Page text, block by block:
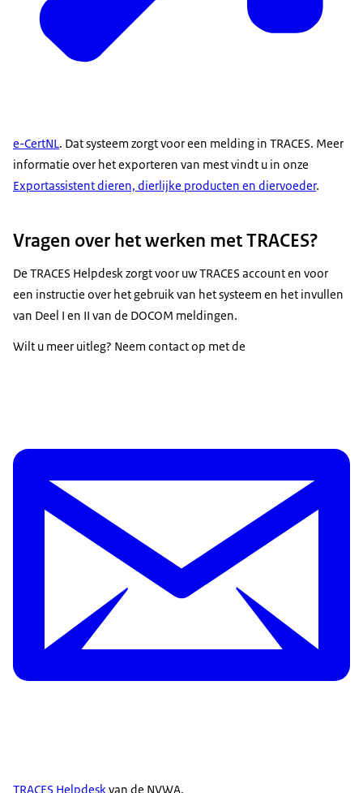
e-CertNL. Dat systeem zorgt voor een melding in TRACES. Meer
informatie over het exporteren van mest vindt u in onze
Exportassistent dieren, dierlijke producten en diervoeder.
Vragen over het werken met TRACES?
De TRACES Helpdesk zorgt voor uw TRACES account en voor
een instructie over het gebruik van het systeem en het invullen
van Deel I en II van de DOCOM meldingen.
Wilt u meer uitleg? Neem contact op met de
TRACES Helpdesk van de NVWA.